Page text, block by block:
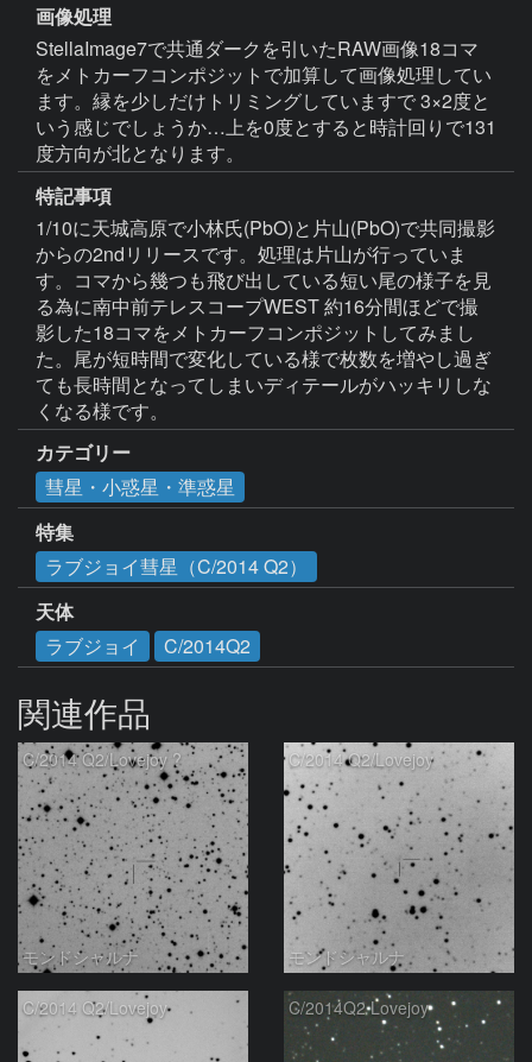
画像処理
StellaImage7で共通ダークを引いたRAW画像18コマ
をメトカーフコンポジットで加算して画像処理してい
ます。縁を少しだけトリミングしていますで 3×2度と
いう感じでしょうか…上を0度とすると時計回りで131
度方向が北となります。
特記事項
1/10に天城高原で小林氏(PbO)と片山(PbO)で共同撮影
からの2ndリリースです。処理は片山が行っていま
す。コマから幾つも飛び出している短い尾の様子を見
る為に南中前テレスコープWEST 約16分間ほどで撮
影した18コマをメトカーフコンポジットしてみまし
た。尾が短時間で変化している様で枚数を増やし過ぎ
ても長時間となってしまいディテールがハッキリしな
くなる様です。
カテゴリー
彗星・小惑星・準惑星
特集
ラブジョイ彗星（C/2014 Q2）
天体
ラブジョイ
C/2014Q2
関連作品
C/2014 Q2/Lovejoy ?
モンドシャルナ
C/2014 Q2/Lovejoy
モンドシャルナ
C/2014 Q2/Lovejoy C/2014Q2 Lovejoy